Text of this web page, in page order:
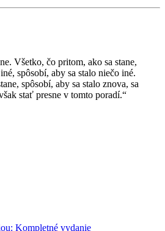
Všetko, čo pritom, ako sa stane,
spôsobí, aby sa stalo niečo iné.
spôsobí, aby sa stalo znova, sa
stať presne v tomto poradí.
Kompletné vydanie